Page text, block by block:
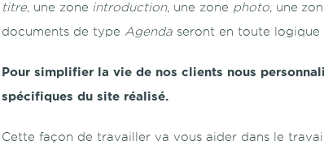
titre, une zone introduction, une zone photo, une
documents de type Agenda seront en toute
Pour simplifier la vie de nos clients nous
spécifiques du site réalisé.
Cette façon de travailler va vous aider dans le